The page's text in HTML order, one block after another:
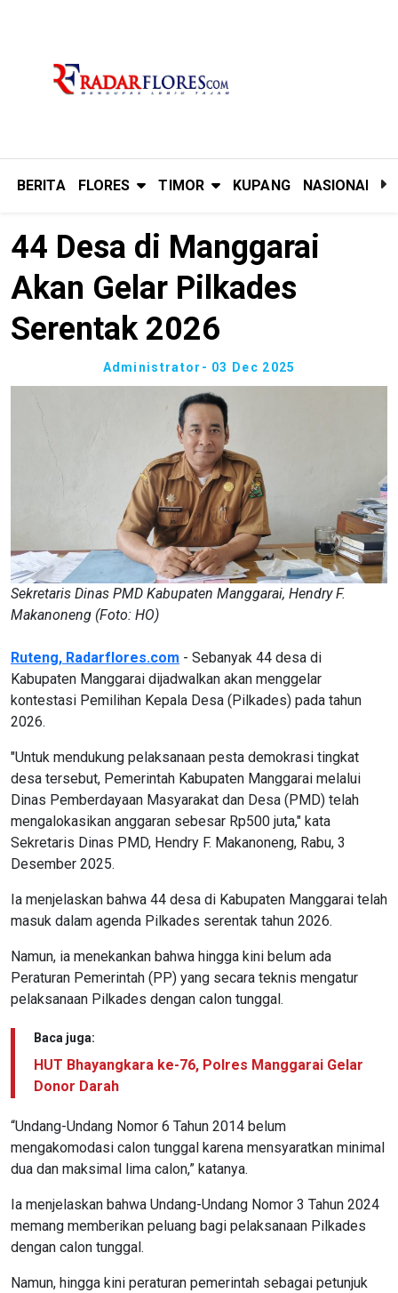
BERITA FLORES TIMOR KUPANG NASIONAL
44 Desa di Manggarai
Akan Gelar Pilkades
Serentak 2026
Administrator - 03 Dec 2025
Sekretaris Dinas PMD Kabupaten Manggarai, Hendry F.
Makanoneng (Foto: HO)
Ruteng, Radarflores.com - Sebanyak 44 desa di
Kabupaten Manggarai dijadwalkan akan menggelar
kontestasi Pemilihan Kepala Desa (Pilkades) pada tahun
2026.
"Untuk mendukung pelaksanaan pesta demokrasi tingkat
desa tersebut, Pemerintah Kabupaten Manggarai melalui
Dinas Pemberdayaan Masyarakat dan Desa (PMD) telah
mengalokasikan anggaran sebesar Rp500 juta," kata
Sekretaris Dinas PMD, Hendry F. Makanoneng, Rabu, 3
Desember 2025.
Ia menjelaskan bahwa 44 desa di Kabupaten Manggarai telah
masuk dalam agenda Pilkades serentak tahun 2026.
Namun, ia menekankan bahwa hingga kini belum ada
Peraturan Pemerintah (PP) yang secara teknis mengatur
pelaksanaan Pilkades dengan calon tunggal.
Baca juga:
HUT Bhayangkara ke-76, Polres Manggarai Gelar
Donor Darah
“Undang-Undang Nomor 6 Tahun 2014 belum
mengakomodasi calon tunggal karena mensyaratkan minimal
dua dan maksimal lima calon,” katanya.
Ia menjelaskan bahwa Undang-Undang Nomor 3 Tahun 2024
memang memberikan peluang bagi pelaksanaan Pilkades
dengan calon tunggal.
Namun, hingga kini peraturan pemerintah sebagai petunjuk